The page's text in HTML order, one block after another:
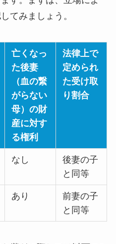
てみましょう。
亡くなっ
た後妻
（血の繋
がらない
母）の財
産に対す
る権利
法律上で
定められ
た受け取
り割合
なし
後妻の子
と同等
あり
前妻の子
と同等